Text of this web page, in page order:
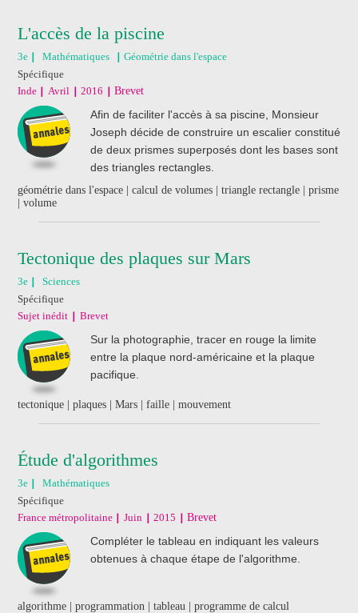
L'accès de la piscine
3e Mathématiques
Géométrie dans l'espace
Spécifique
Inde
Avril 2016 Brevet
Afin de faciliter l'accès à sa piscine, Monsieur
Joseph décide de construire un escalier constitué
de deux prismes superposés dont les bases sont
des triangles rectangles.
géométrie dans l'espace | calcul de volumes | triangle rectangle | prisme
| volume
Tectonique des plaques sur Mars
3e
Sciences
Spécifique
Sujet inédit
Brevet
Sur la photographie, tracer en rouge la limite
entre la plaque nord-américaine et la plaque
pacifique.
tectonique | plaques | Mars | faille | mouvement
Étude d'algorithmes
3e
Mathématiques
Spécifique
France métropolitaine
Juin 2015 Brevet
Compléter le tableau en indiquant les valeurs
obtenues à chaque étape de l'algorithme.
algorithme | programmation | tableau | programme de calcul